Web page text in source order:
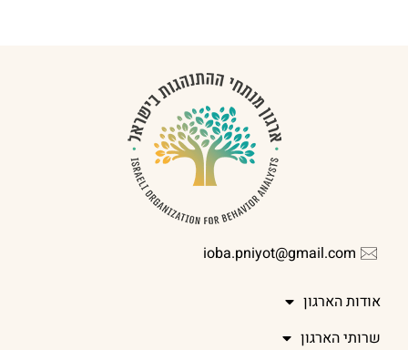
ioba.pniyot@gmail.com
אודות הארגון
שרותי הארגון